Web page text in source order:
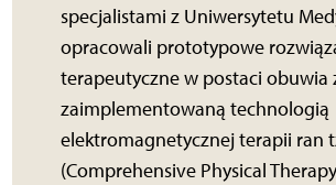
specjalistami z Uniwersytetu
opracowali prototypowe
terapeutyczne w postaci obuwia
zaimplementowaną technologią
elektromagnetycznej terapii ran
(Comprehensive Physical